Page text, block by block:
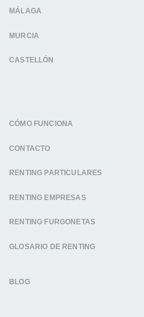
MÁLAGA
MURCIA
CASTELLÓN
CÓMO FUNCIONA
CONTACTO
RENTING PARTICULARES
RENTING EMPRESAS
RENTING FURGONETAS
GLOSARIO DE RENTING
BLOG